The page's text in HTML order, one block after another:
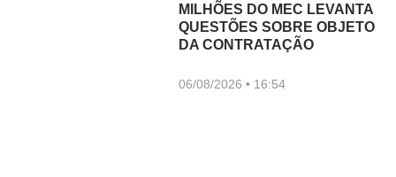
MILHÕES DO MEC LEVANTA
QUESTÕES SOBRE OBJETO
DA CONTRATAÇÃO
06/08/2026 16:54